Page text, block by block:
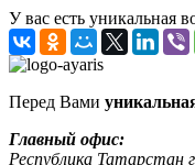
У вас есть уникальная
Перед Вами
Главный офис:
Республика Татарстан